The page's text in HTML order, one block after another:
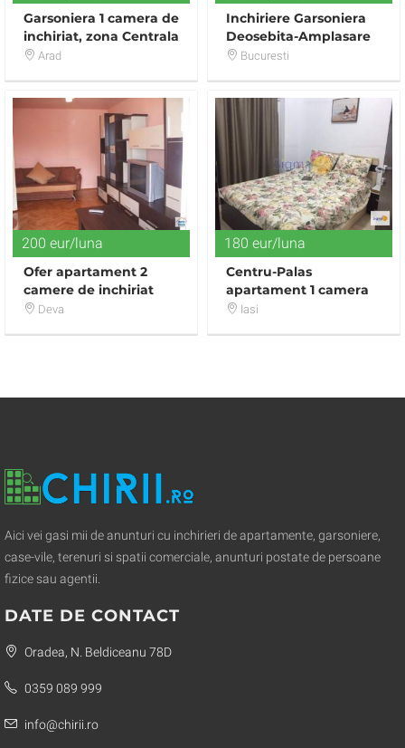
Garsoniera 1 camera de
inchiriat, zona Centrala
- Intim Arad
Arad
Inchiriere Garsoniera
Deosebita-Amplasare
Rond Alba Iulia
Bucuresti
200 eur/luna
Ofer apartament 2
camere de inchiriat
Deva
180 eur/luna
Centru-Palas
apartament 1 camera
38 mp cu CT bloc nou
Iasi
Aici vei gasi mii de anunturi cu inchirieri de apartamente, garsoniere,
case-vile, terenuri si spatii comerciale, anunturi postate de persoane
fizice sau agentii.
DATE DE CONTACT
Oradea, N. Beldiceanu 78D
0359 089 999
info@chirii.ro